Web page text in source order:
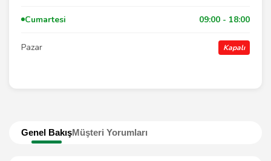
Genel BakışMüşteri Yorumları
Cumartesi 09:00 - 18:00
Pazar Kapalı